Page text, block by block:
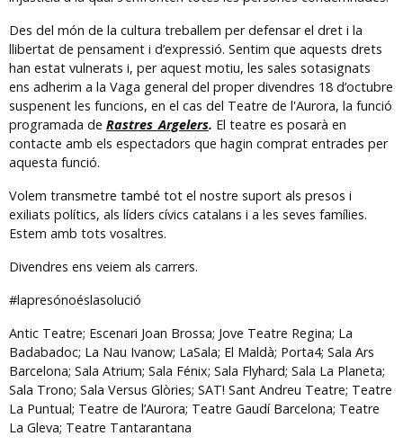
Des del món de la cultura treballem per defensar el dret i la
llibertat de pensament i d’expressió. Sentim que aquests drets
han estat vulnerats i, per aquest motiu, les sales sotasignats
ens adherim a la Vaga general del proper divendres 18 d’octubre
suspenent les funcions, en el cas del Teatre de l'Aurora, la funció
programada de Rastres_Argelers. El teatre es posarà en
contacte amb els espectadors que hagin comprat entrades per
aquesta funció.
Volem transmetre també tot el nostre suport als presos i
exiliats polítics, als líders cívics catalans i a les seves famílies.
Estem amb tots vosaltres.
Divendres ens veiem als carrers.
#lapresónoéslasolució
Antic Teatre; Escenari Joan Brossa; Jove Teatre Regina; La
Badabadoc; La Nau Ivanow; LaSala; El Maldà; Porta4; Sala Ars
Barcelona; Sala Atrium; Sala Fénix; Sala Flyhard; Sala La Planeta;
Sala Trono; Sala Versus Glòries; SAT! Sant Andreu Teatre; Teatre
La Puntual; Teatre de l’Aurora; Teatre Gaudí Barcelona; Teatre
La Gleva; Teatre Tantarantana